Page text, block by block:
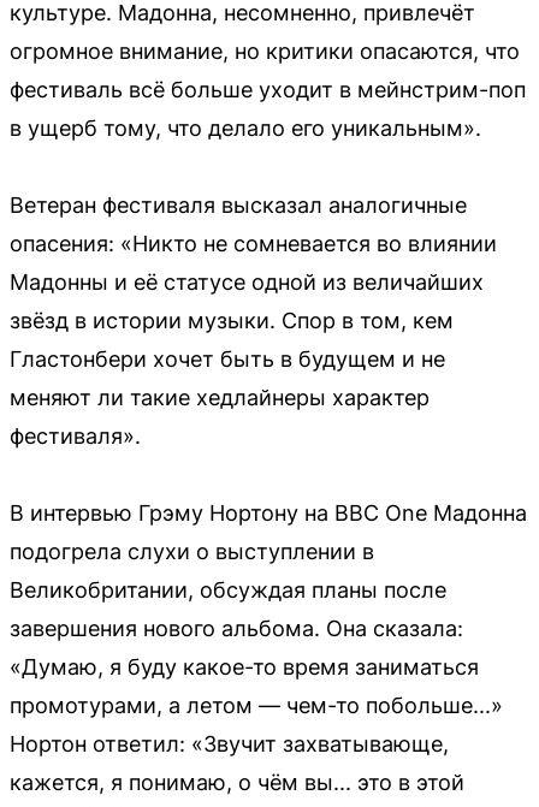
культуре. Мадонна, несомненно, привлечёт
огромное внимание, но критики опасаются, что
фестиваль всё больше уходит в мейнстрим-поп
в ущерб тому, что делало его уникальным».
Ветеран фестиваля высказал аналогичные
опасения: «Никто не сомневается во влиянии
Мадонны и её статусе одной из величайших
звёзд в истории музыки. Спор в том, кем
Гластонбери хочет быть в будущем и не
меняют ли такие хедлайнеры характер
фестиваля».
В интервью Грэму Нортону на BBC One Мадонна
подогрела слухи о выступлении в
Великобритании, обсуждая планы после
завершения нового альбома. Она сказала:
«Думаю, я буду какое-то время заниматься
промотурами, а летом — чем-то побольше...»
Нортон ответил: «Звучит захватывающе,
кажется, я понимаю, о чём вы... это в этой